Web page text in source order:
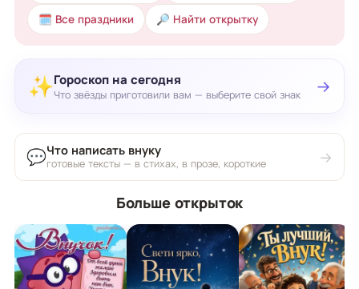
🗓 Все праздники 🔎 Найти открытку
✨Гороскоп на сегодня
Что звёзды приготовили вам — выберите свой знак →
💬Что написать внуку
готовые тексты — в стихах, в прозе, короткие →
Больше открыток